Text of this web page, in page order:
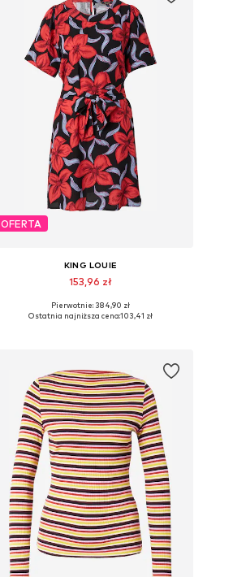
OFERTA
KING LOUIE
153,96 zł
Dostępne rozmiary: 34, 36, 38, 40
Pierwotnie: 384,90 zł
Ostatnia najniższa cena:103,41 zł